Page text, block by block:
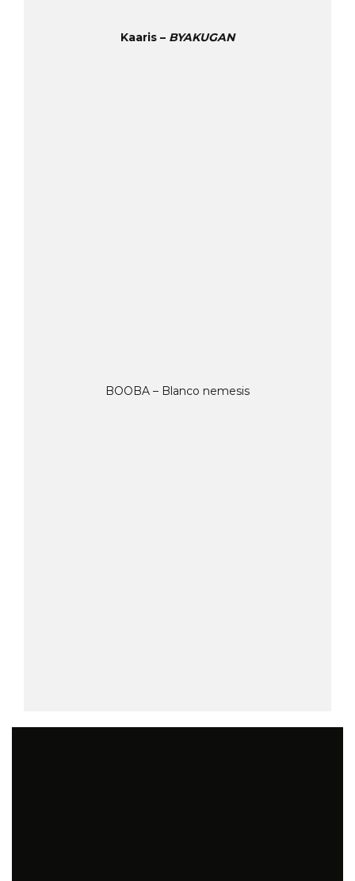
Kaaris – BYAKUGAN
BOOBA – Blanco nemesis